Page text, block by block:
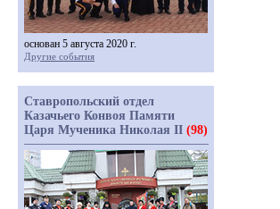
основан 5 августа 2020 г.
Другие события
Ставропольский отдел
Казачьего Конвоя Памяти
Царя Мученика Николая II (98)